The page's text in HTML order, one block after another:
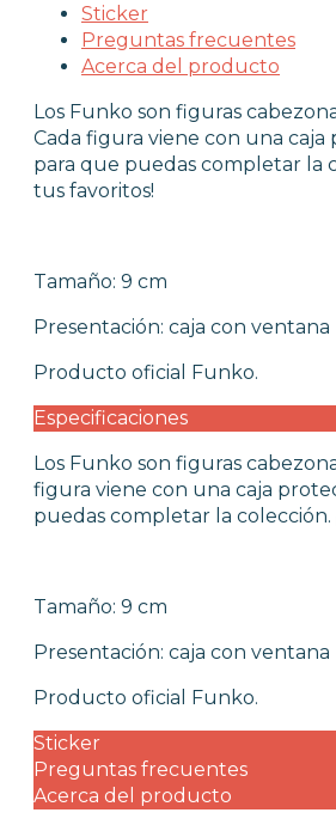
FUNKO POP
FUNKO POP
FUNKO POP
FUNKO POP
FUNKO POP
FUNKO POP
WARHAMMER
CARTAS TCG
JUEGOS
OUTLET
Sticker
Preguntas frecuentes
Acerca del producto
Los Funko son figuras
Cada figura viene con una
para que puedas completar la
tus favoritos!
Tamaño: 9 cm
Presentación: caja con ventana
Producto oficial Funko.
Especificaciones
Los Funko son figuras
figura viene con una caja
puedas completar la
Tamaño: 9 cm
Presentación: caja con ventana
Producto oficial Funko.
Sticker
Preguntas frecuentes
Acerca del producto